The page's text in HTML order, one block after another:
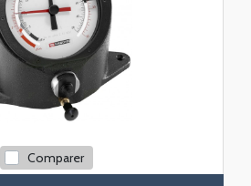
Comparer